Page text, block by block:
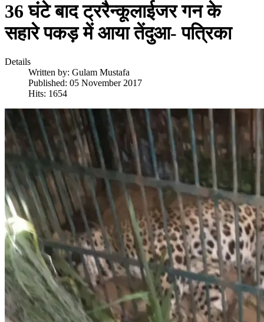
36 घंटे बाद ट्ररैन्कूलाईजर गन के
सहारे पकड़ में आया तेंदुआ- पत्रिका
Details
Written by: Gulam Mustafa
Published: 05 November 2017
Hits: 1654